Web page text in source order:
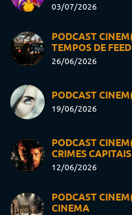
03/07/2026
PODCAST
TEMPOS DE FEED
26/06/2026
PODCAST
19/06/2026
PODCAST
CRIMES CAPITAIS
12/06/2026
PODCAST
CINEMA